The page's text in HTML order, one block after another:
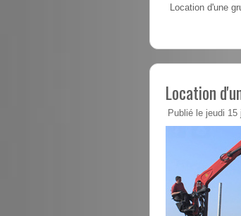
Location d'une
Location
Publié le jeudi 15